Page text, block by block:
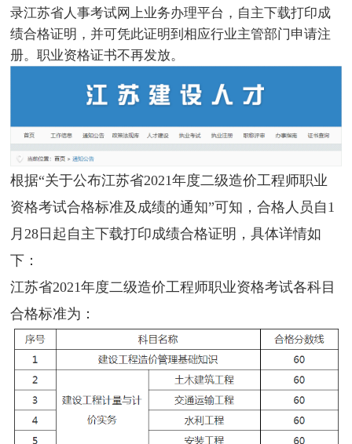
录江苏省人事考试网上业务办理平台，自主下载打印成
绩合格证明，并可凭此证明到相应行业主管部门申请注
册。职业资格证书不再发放。
根据“关于公布江苏省2021年度二级造价工程师职业
资格考试合格标准及成绩的通知”可知，合格人员自1
月28日起自主下载打印成绩合格证明，具体详情如
下：
江苏省2021年度二级造价工程师职业资格考试各科目
合格标准为：